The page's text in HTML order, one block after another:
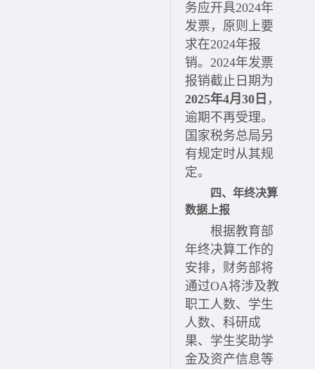
务应开具2024年
发票，原则上要
求在2024年报
销。2024年发票
报销截止日期为
2025年4月30日 ，
逾期不再受理。
国家税务总局另
有规定时从其规
定。
四、年终决算
数据上报
根据教育部
年终决算工作的
安排，财务部将
通过OA将涉及教
职工人数、学生
人数、科研成
果、学生奖助学
金及资产信息等